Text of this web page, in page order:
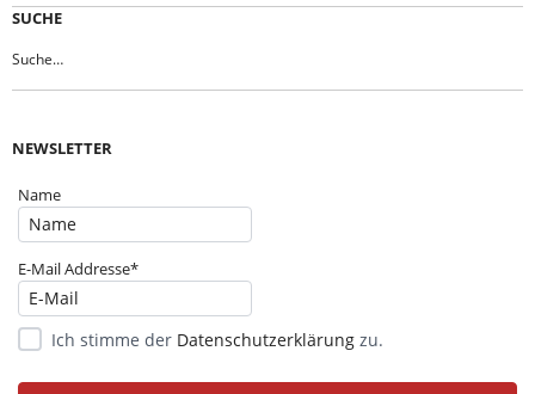
SUCHE
NEWSLETTER
Name
E-Mail Addresse*
Ich stimme der Datenschutzerklärung zu.